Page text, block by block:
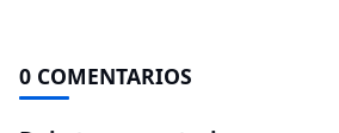
0 COMENTARIOS